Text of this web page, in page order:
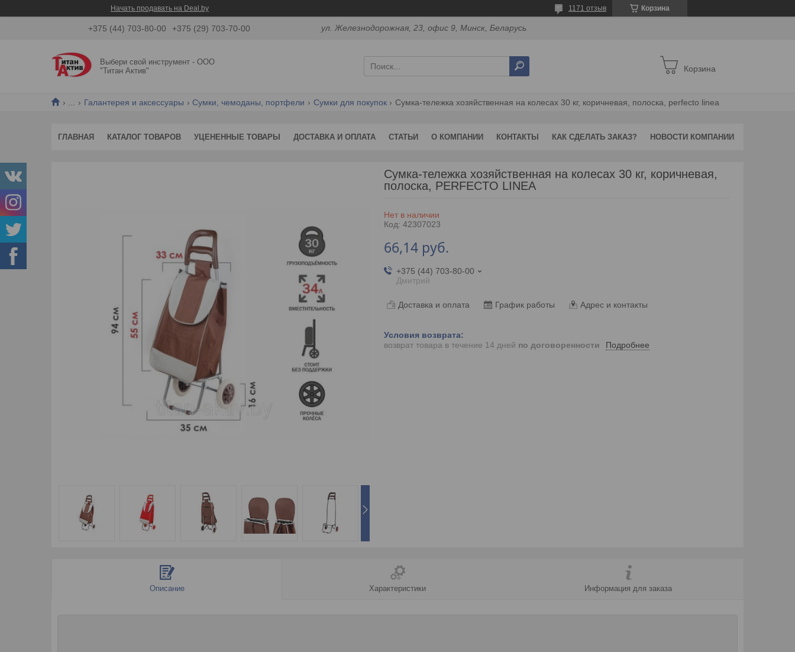
Начать продавать на Deal.by Корзина
1171 отзыв
+375 (44) 703-80-00 +375 (29) 703-70-00 ул. Железнодорожная, 23, офис 9, Минск, Беларусь
Выбери свой инструмент - ООО
"Титан Актив"
Корзина
Галантерея и аксессуары Сумки, чемоданы, портфели Сумки для покупок Сумка-тележка хозяйственная на колесах 30 кг, коричневая, полоска, perfecto linea
ГЛАВНАЯ КАТАЛОГ ТОВАРОВ УЦЕНЕННЫЕ ТОВАРЫ ДОСТАВКА И ОПЛАТА СТАТЬИ О КОМПАНИИ КОНТАКТЫ КАК СДЕЛАТЬ ЗАКАЗ? НОВОСТИ КОМПАНИИ
Сумка-тележка хозяйственная на колесах 30 кг, коричневая,
полоска, PERFECTO LINEA
Нет в наличии
Код: 42307023
66,14 руб.
+375 (44) 703-80-00
Дмитрий
Доставка и оплата График работы Адрес и контакты
возврат товара в течение 14 дней по договоренности Подробнее
Описание Характеристики Информация для заказа